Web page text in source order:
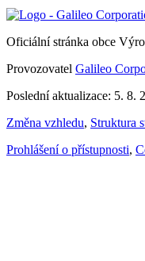
Oficiální stránka obce
Provozovatel Galileo
Poslední aktualizace: 5. 8.
Změna vzhledu, Struktura
Prohlášení o přístupnosti,